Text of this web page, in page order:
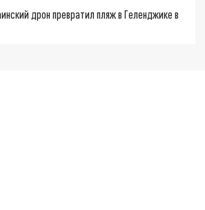
дрон превратил пляж в Геленджике в